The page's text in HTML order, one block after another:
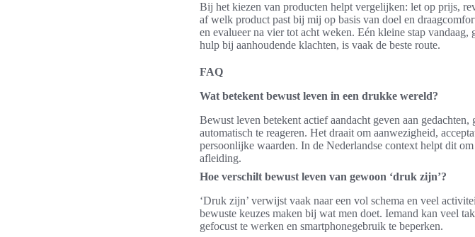
Bij het kiezen van producten helpt vergelijken: let op prijs,
af welk product past bij mij op basis van doel en
en evalueer na vier tot acht weken. Eén kleine stap
hulp bij aanhoudende klachten, is vaak de beste route.
FAQ
Wat betekent bewust leven in een drukke wereld?
Bewust leven betekent actief aandacht geven aan
automatisch te reageren. Het draait om aanwezigheid,
persoonlijke waarden. In de Nederlandse context helpt dit
afleiding.
Hoe verschilt bewust leven van gewoon ‘druk zijn’?
‘Druk zijn’ verwijst vaak naar een vol schema en veel
bewuste keuzes maken bij wat men doet. Iemand kan veel
gefocust te werken en smartphonegebruik te beperken.